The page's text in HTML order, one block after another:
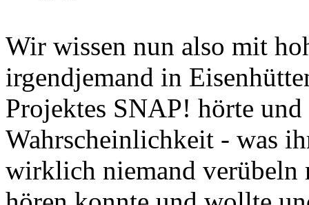
Wir wissen nun also mit
irgendjemand in
Projektes SNAP! hörte
Wahrscheinlichkeit - was
wirklich niemand verübeln